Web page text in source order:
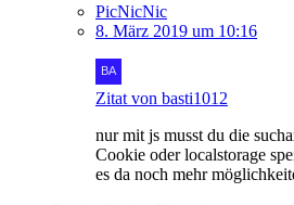
PicNicNic
8. März 2019 um 10:16
Zitat von basti1012
nur mit js musst du die
Cookie oder localstorage
es da noch mehr